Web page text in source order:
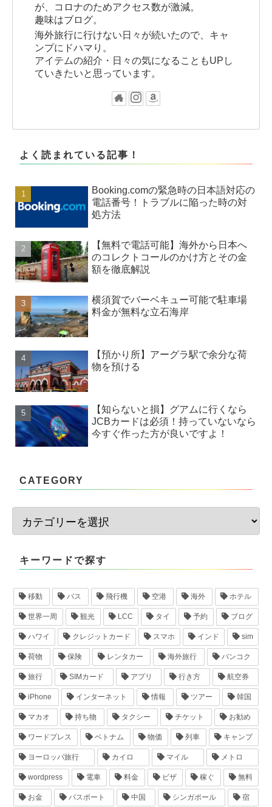
が、コロナのためアクセス数が激減。
趣味はブログ。
海外旅行に行けない日々が続いたので、キャ
ンプにドハマり。
アイテムの紹介・日々の気になることもUPし
ていきたいと思っています。
よく読まれている記事！
Booking.comの緊急時の日本語対応の
電話番号！トラブルに陥った時の対
処方法
【無料で電話可能】海外から日本へ
のコレクトコールのかけ方とその金
額を徹底解説
横須賀でバーベキュー可能で駐車場
料金が無料な立石海岸
【預かり所】アーグラ駅で余分な荷
物を預ける
【知らないと損】グアムに行くなら
JCBカードは必須！持っていないなら
今すぐ作った方が良いですよ！
CATEGORY
キーワードで探す
移動 バス 飛行機 空港 海外 ホテル
世界一周 観光 LCC タイ 予約 ブログ
ハワイ クレジットカード スマホ インド sim
荷物 保険 レンタカー 海外旅行 バンコク
旅行 SIMカード アプリ 行き方 航空券
iPhone インターネット 情報 ツアー 韓国
マカオ 持ち物 タクシー チケット お勧め
ワードプレス ベトナム 物価 列車 キャンプ
ヨーロッパ旅行 カイロ マイル メトロ
wordpress 電車 料金 ビザ 稼ぐ 無料
お金 パスポート 中国 シンガポール 宿